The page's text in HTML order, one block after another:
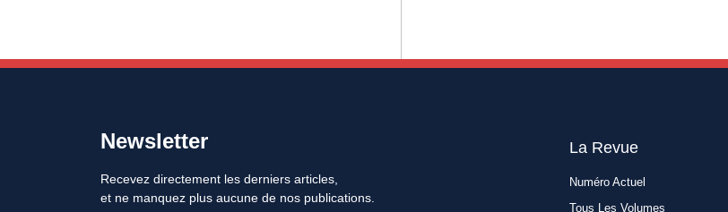
Newsletter
Recevez directement les derniers articles,
et ne manquez plus aucune de nos publications.
La Revue
Numéro Actuel
Tous Les Volumes